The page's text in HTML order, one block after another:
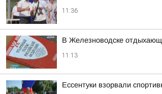
11:36
В Железноводске
11:13
Ессентуки взорвали